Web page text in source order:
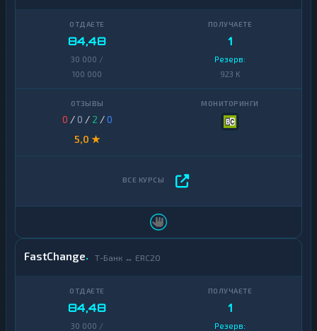
84,48
30 000 /
100 000
1
Резерв:
923 K
0 / 0 / 2 /0
5,0 ★
FastChange Т-Банк ↔ ERC20
84,48
30 000 /
1
Резерв: